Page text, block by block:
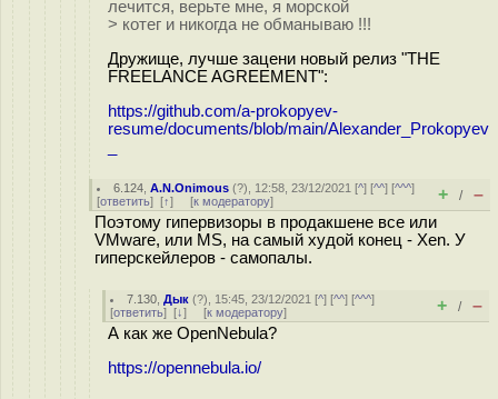
лечится, верьте мне, я морской
> котег и никогда не обманываю !!!
Дружище, лучше зацени новый релиз "THE
FREELANCE AGREEMENT":
https://github.com/a-prokopyev-
resume/documents/blob/main/Alexander_Prokopyev
6.124 ,A.N.Onimous (?), 12:58, 23/12/2021 [^] [^^] [^^^]
[ответить] [↑] [к модератору] + / –
Поэтому гипервизоры в продакшене все или
VMware, или MS, на самый худой конец - Xen. У
гиперскейлеров - самопалы.
7.130 ,Дык (?), 15:45, 23/12/2021 [^] [^^] [^^^]
[ответить] [↓] [к модератору] + / –
А как же OpenNebula?
https://opennebula.io/